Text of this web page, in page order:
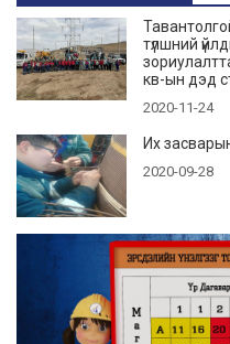
түлшний
кв-ын дэд
2020-11-24
Их
2020-09-28